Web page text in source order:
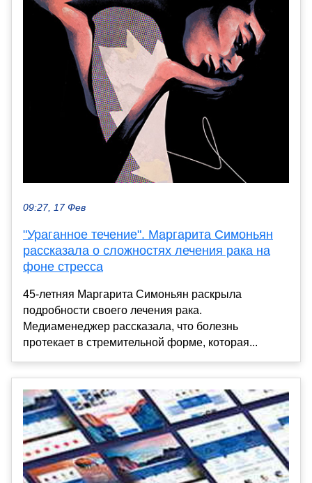
09:27, 17 Фев
"Ураганное течение". Маргарита Симоньян
рассказала о сложностях лечения рака на
фоне стресса
45-летняя Маргарита Симоньян раскрыла
подробности своего лечения рака.
Медиаменеджер рассказала, что болезнь
протекает в стремительной форме, которая...